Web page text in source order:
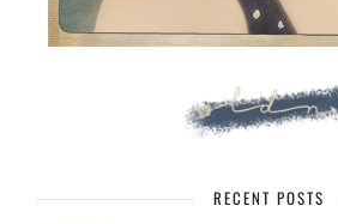
RECENT POSTS